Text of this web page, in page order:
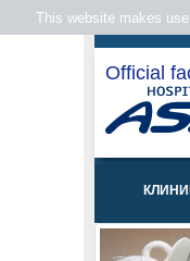
Official
This website makes